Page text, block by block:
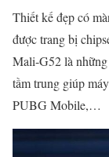
Thiết kế đẹp có
được trang bị
Mali-G52 là những
tầm trung giúp
PUBG Mobile,…